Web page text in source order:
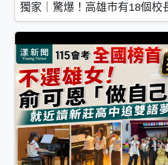
獨家｜驚爆！高雄市有18個